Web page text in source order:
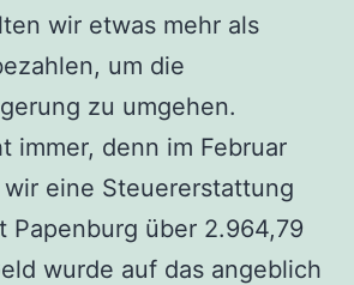
wir etwas mehr als
um die
zu umgehen.
immer, denn im Februar
eine Steuererstattung
Papenburg über 2.964,79
wurde auf das angeblich